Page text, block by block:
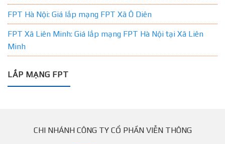
FPT Hà Nội: Giá lắp mạng FPT Xã Ô Diên
FPT Xã Liên Minh: Giá lắp mạng FPT Hà Nội tại Xã Liên
Minh
LẮP MẠNG FPT
CHI NHÁNH CÔNG TY CỔ PHẦN VIỄN THÔNG